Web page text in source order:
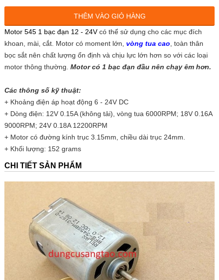
THÊM VÀO GIỎ HÀNG
Motor 545 1 bạc đạn 12 - 24Vcó thể sử dụng cho các mục đích
khoan, mài, cắt. Motor có moment lớn, vòng tua cao , toàn thân
bọc sắt nên chất lượng ổn định và chịu lực lớn hơn so với các loại
motor thông thường. Motor có 1 bạc đạn đầu nên chạy êm hơn.
Các thông số kỹ thuật:
+ Khoảng điện áp hoạt động 6 - 24V DC
+ Dòng điện: 12V 0.15A (không tải), vòng tua 6000RPM; 18V 0.16A
9000RPM; 24V 0.18A 12200RPM
+ Motor có đường kính trục 3.15mm, chiều dài trục 24mm.
+ Khối lượng: 152 grams
CHI TIẾT SẢN PHẨM